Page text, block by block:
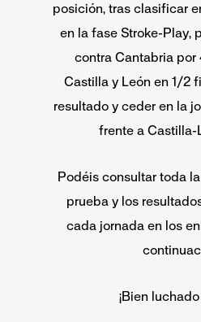
posición, tras clasificar
en la fase Stroke-Play,
contra Cantabria por
Castilla y León en 1/2
resultado y ceder en la
frente a Castilla-
Podéis consultar toda
prueba y los
cada jornada en los
¡Bien